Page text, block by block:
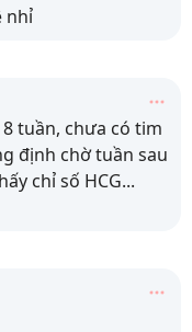
nhỉ
tuần, chưa có tim
định chờ tuần sau
chỉ số HCG...